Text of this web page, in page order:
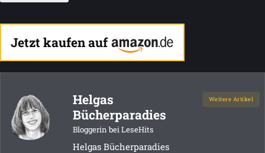
Jetzt kaufen auf
Helgas
Bücherparadies
Bloggerin bei LeseHits
Weitere Artikel
Helgas Bücherparadies